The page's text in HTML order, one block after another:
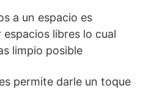
a un espacio es
libres lo cual
limpio posible
permite darle un toque